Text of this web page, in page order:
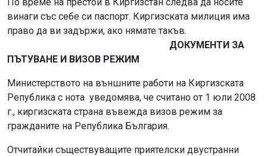
винаги със себе си паспорт. Киргизската милиция има
право да ви задържи, ако нямате такъв.
ДОКУМЕНТИ ЗА
ПЪТУВАНЕ И ВИЗОВ РЕЖИМ
Министерството на външните работи на Киргизската
Република с нота уведомява, че считано от 1 юли 2008
г., киргизската страна въвежда визов режим за
гражданите на Република България.
Отчитайки съществуващите приятелски двустранни